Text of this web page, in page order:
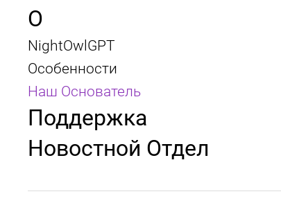
О
NightOwlGPT
Особенности
Наш Основатель
Поддержка
Новостной Отдел